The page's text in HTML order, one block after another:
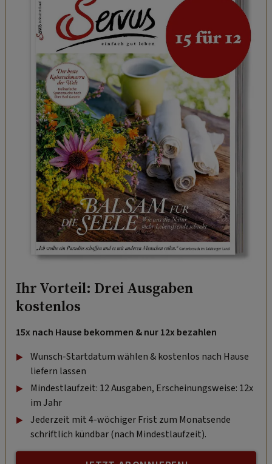
Ihr Vorteil: Drei Ausgaben
kostenlos
15x nach Hause bekommen & nur 12x bezahlen
Wunsch-Startdatum wählen & kostenlos nach Hause
liefern lassen
Mindestlaufzeit: 12 Ausgaben, Erscheinungsweise: 12x
im Jahr
Jederzeit mit 4-wöchiger Frist zum Monatsende
schriftlich kündbar (nach Mindestlaufzeit).